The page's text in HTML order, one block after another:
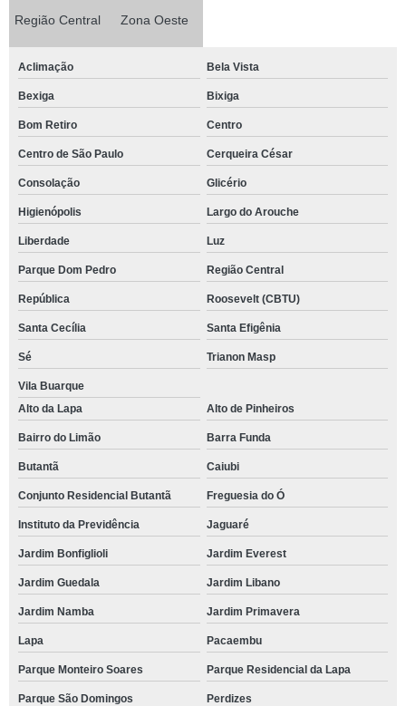
Região Central Zona Oeste
Aclimação Bela Vista
Bexiga Bixiga
Bom Retiro Centro
Centro de São Paulo Cerqueira César
Consolação Glicério
Higienópolis Largo do Arouche
Liberdade Luz
Parque Dom Pedro Região Central
República Roosevelt (CBTU)
Santa Cecília Santa Efigênia
Sé Trianon Masp
Vila Buarque
Alto da Lapa
Alto de Pinheiros
Bairro do Limão Barra Funda
Butantã Caiubi
Conjunto Residencial Butantã Freguesia do Ó
Instituto da Previdência Jaguaré
Jardim Bonfiglioli Jardim Everest
Jardim Guedala Jardim Libano
Jardim Namba Jardim Primavera
Lapa Pacaembu
Parque Monteiro Soares Parque Residencial da Lapa
Parque São Domingos Perdizes